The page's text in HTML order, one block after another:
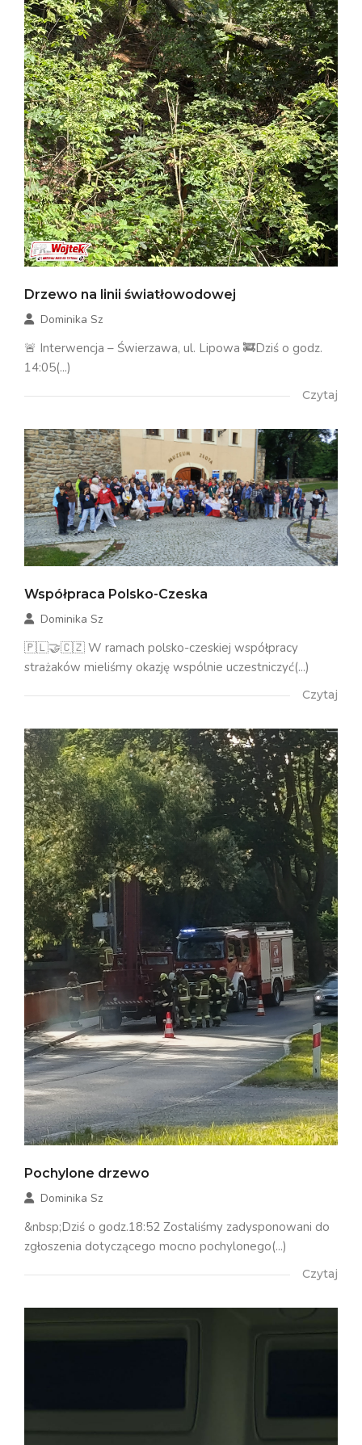
Drzewo na linii światłowodowej
Dominika Sz
🚨 Interwencja – Świerzawa, ul. Lipowa 🚒Dziś o godz.
14:05(...)
Czytaj
Współpraca Polsko-Czeska
Dominika Sz
🇵🇱🤝🇨🇿 W ramach polsko-czeskiej współpracy
strażaków mieliśmy okazję wspólnie uczestniczyć(...)
Czytaj
Pochylone drzewo
Dominika Sz
&nbsp;Dziś o godz.18:52 Zostaliśmy zadysponowani do
zgłoszenia dotyczącego mocno pochylonego(...)
Czytaj